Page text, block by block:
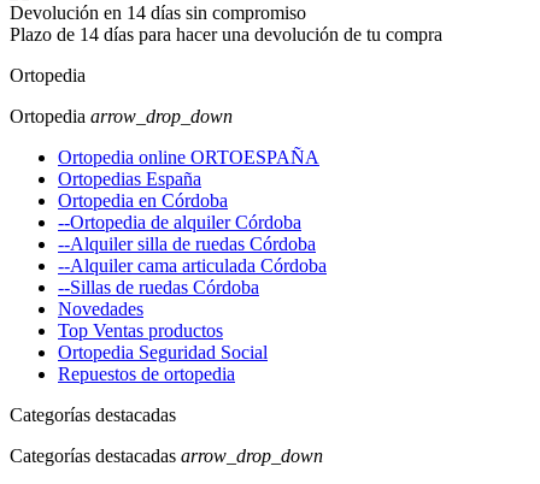
Devolución en 14 días sin compromiso
Plazo de 14 días para hacer una devolución de tu compra
Ortopedia
Ortopedia arrow_drop_down
Ortopedia online ORTOESPAÑA
Ortopedias España
Ortopedia en Córdoba
--Ortopedia de alquiler Córdoba
--Alquiler silla de ruedas Córdoba
--Alquiler cama articulada Córdoba
--Sillas de ruedas Córdoba
Novedades
Top Ventas productos
Ortopedia Seguridad Social
Repuestos de ortopedia
Categorías destacadas
Categorías destacadas arrow_drop_down